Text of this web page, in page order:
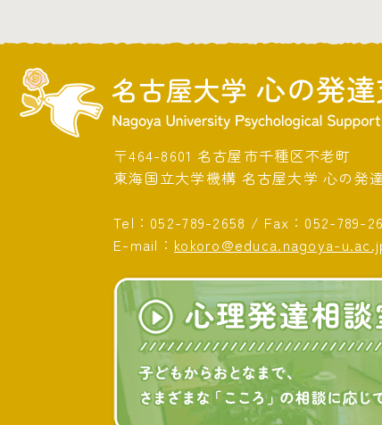
〒464-8601 名古屋市千種区不老町
東海国立大学機構 名古屋大学 心の発
Tel： 052-789-2658 / Fax：052-789-
E-mail： kokoro@educa.nagoya-